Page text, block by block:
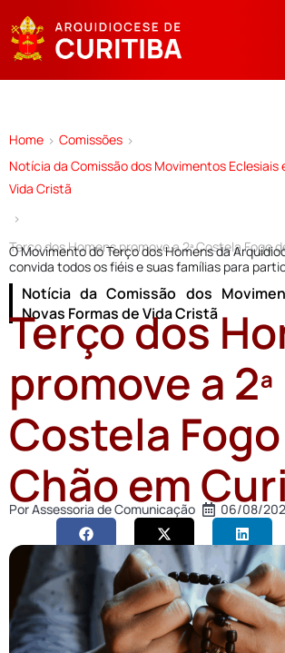
Home > Comissões >
Notícia da Comissão dos Movimentos Eclesiais
Vida Cristã
>
Terço dos Homens promove a 2ª Costela Fogo
O Movimento do Terço dos Homens da
convida todos os fiéis e suas famílias para
Notícia da Comissão dos
Novas Formas de Vida Cristã
Terço dos
promove a 2ª
Costela
Chão em
PorAssessoria de Comunicação 06/08/